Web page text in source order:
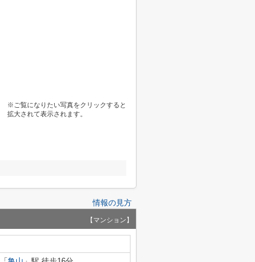
※ご覧になりたい写真をクリックすると
拡大されて表示されます。
情報の見方
【マンション】